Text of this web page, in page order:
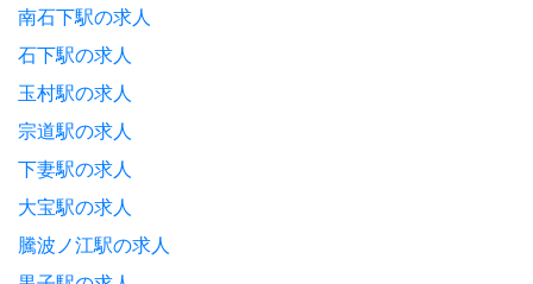
南石下駅の求人
石下駅の求人
玉村駅の求人
宗道駅の求人
下妻駅の求人
大宝駅の求人
騰波ノ江駅の求人